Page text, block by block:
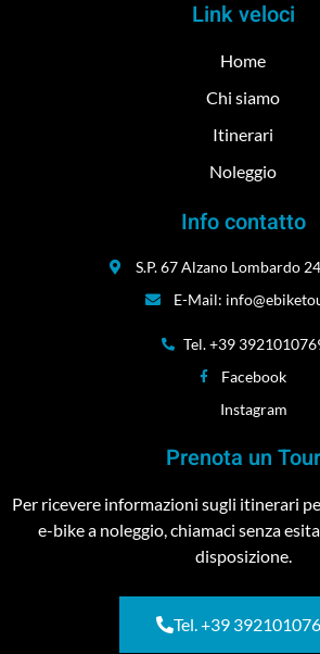
Link veloci
Home
Chi siamo
Itinerari
Noleggio
Info contatto
S.P. 67 Alzano Lombardo
E-Mail:
Tel. +39
Facebook
Instagram
Prenota un Tour
Per ricevere informazioni sugli itinerari
e-bike a noleggio, chiamaci senza
disposizione.
Tel. +39